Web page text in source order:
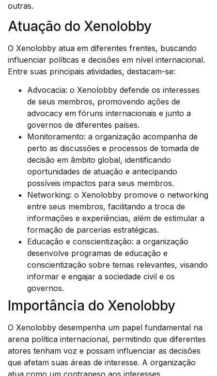
outras.
Atuação do Xenolobby
O Xenolobby atua em diferentes frentes, buscando
influenciar políticas e decisões em nível internacional.
Entre suas principais atividades, destacam-se:
Advocacia: o Xenolobby defende os interesses
de seus membros, promovendo ações de
advocacy em fóruns internacionais e junto a
governos de diferentes países.
Monitoramento: a organização acompanha de
perto as discussões e processos de tomada de
decisão em âmbito global, identificando
oportunidades de atuação e antecipando
possíveis impactos para seus membros.
Networking: o Xenolobby promove o networking
entre seus membros, facilitando a troca de
informações e experiências, além de estimular a
formação de parcerias estratégicas.
Educação e conscientização: a organização
desenvolve programas de educação e
conscientização sobre temas relevantes, visando
informar e engajar a sociedade civil e os
governos.
Importância do Xenolobby
O Xenolobby desempenha um papel fundamental na
arena política internacional, permitindo que diferentes
atores tenham voz e possam influenciar as decisões
que afetam suas áreas de interesse. A organização